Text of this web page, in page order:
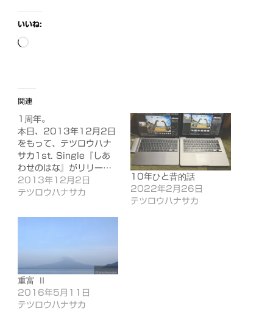
いいね:
読
み
中…
関連
1周年。
本日、2013年12月2日
をもって、テツロウハナ
サカ1st. Single『しあ
わせのはな』がリリー…
2013年12月2日
テツロウハナサカ
10年ひと昔的話
2022年2月26日
テツロウハナサカ
重富 Ⅱ
2016年5月11日
テツロウハナサカ